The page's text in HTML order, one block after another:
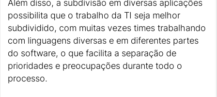
Além disso, a subdivisão em diversas aplicações
possibilita que o trabalho da TI seja melhor
subdividido, com muitas vezes times trabalhando
com linguagens diversas e em diferentes partes
do software, o que facilita a separação de
prioridades e preocupações durante todo o
processo.